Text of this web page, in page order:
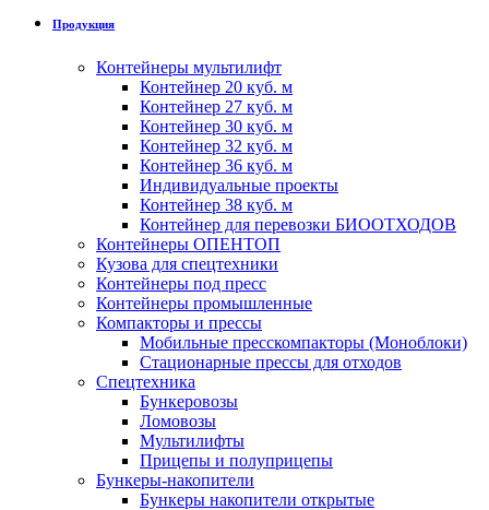
Продукция
Контейнеры мультилифт
Контейнер 20 куб. м
Контейнер 27 куб. м
Контейнер 30 куб. м
Контейнер 32 куб. м
Контейнер 36 куб. м
Индивидуальные проекты
Контейнер 38 куб. м
Контейнер для перевозки БИООТХОДОВ
Контейнеры ОПЕНТОП
Кузова для спецтехники
Контейнеры под пресс
Контейнеры промышленные
Компакторы и прессы
Мобильные пресскомпакторы (Моноблоки)
Стационарные прессы для отходов
Спецтехника
Бункеровозы
Ломовозы
Мультилифты
Прицепы и полуприцепы
Бункеры-накопители
Бункеры накопители открытые